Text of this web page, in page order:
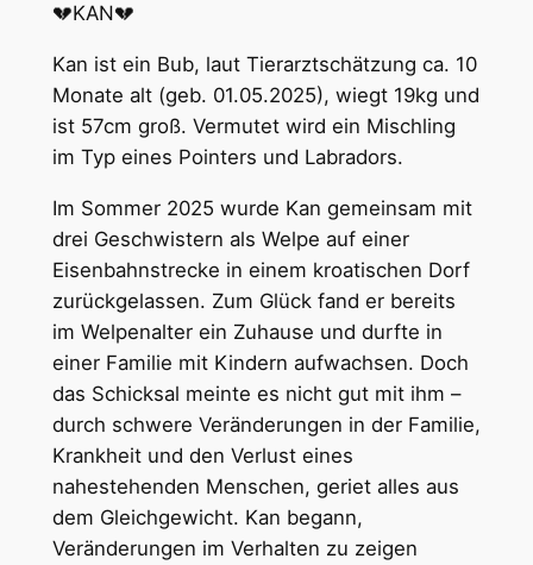
💔KAN💔
Kan ist ein Bub, laut Tierarztschätzung ca. 10
Monate alt (geb. 01.05.2025), wiegt 19kg und
ist 57cm groß. Vermutet wird ein Mischling
im Typ eines Pointers und Labradors.
Im Sommer 2025 wurde Kan gemeinsam mit
drei Geschwistern als Welpe auf einer
Eisenbahnstrecke in einem kroatischen Dorf
zurückgelassen. Zum Glück fand er bereits
im Welpenalter ein Zuhause und durfte in
einer Familie mit Kindern aufwachsen. Doch
das Schicksal meinte es nicht gut mit ihm –
durch schwere Veränderungen in der Familie,
Krankheit und den Verlust eines
nahestehenden Menschen, geriet alles aus
dem Gleichgewicht. Kan begann,
Veränderungen im Verhalten zu zeigen